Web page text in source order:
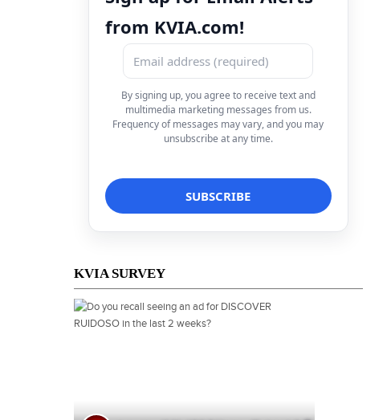
from KVIA.com!
By signing up, you agree to receive text and
multimedia marketing messages from us.
Frequency of messages may vary, and you may
unsubscribe at any time.
KVIA SURVEY